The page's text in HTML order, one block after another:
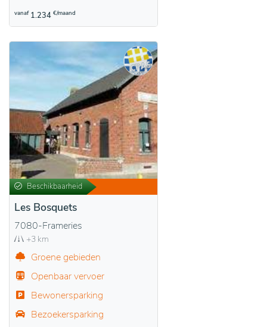
vanaf 1.234 €/maand
Beschikbaarheid
Les Bosquets
7080-Frameries
+3 km
Groene gebieden
Openbaar vervoer
Bewonersparking
Bezoekersparking